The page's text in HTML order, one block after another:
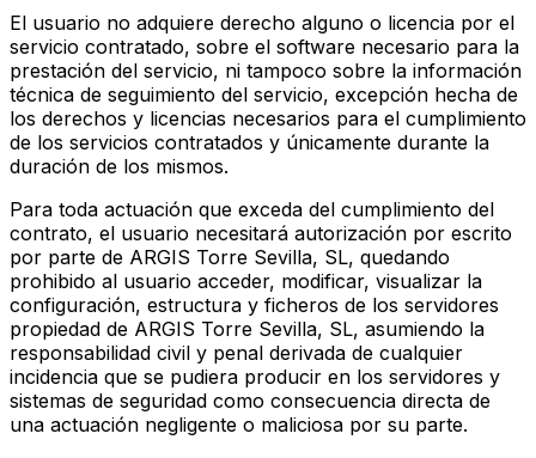
El usuario no adquiere derecho alguno o licencia por el
servicio contratado, sobre el software necesario para la
prestación del servicio, ni tampoco sobre la información
técnica de seguimiento del servicio, excepción hecha de
los derechos y licencias necesarios para el cumplimiento
de los servicios contratados y únicamente durante la
duración de los mismos.
Para toda actuación que exceda del cumplimiento del
contrato, el usuario necesitará autorización por escrito
por parte de ARGIS Torre Sevilla, SL, quedando
prohibido al usuario acceder, modificar, visualizar la
configuración, estructura y ficheros de los servidores
propiedad de ARGIS Torre Sevilla, SL, asumiendo la
responsabilidad civil y penal derivada de cualquier
incidencia que se pudiera producir en los servidores y
sistemas de seguridad como consecuencia directa de
una actuación negligente o maliciosa por su parte.